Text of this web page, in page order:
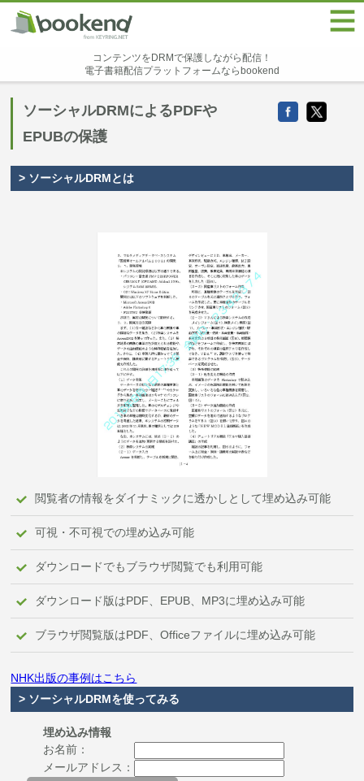
コンテンツをDRMで保護しながら配信！
電子書籍配信プラットフォームならbookend
ソーシャルDRMによるPDFや
EPUBの保護
> ソーシャルDRMとは
閲覧者の情報をダイナミックに透かしとして埋め込み可能
可視・不可視での埋め込み可能
ダウンロードでもブラウザ閲覧でも利用可能
ダウンロード版はPDF、EPUB、MP3に埋め込み可能
ブラウザ閲覧版はPDF、Officeファイルに埋め込み可能
NHK出版の事例はこちら
> ソーシャルDRMを使ってみる
埋め込み情報
お名前：
メールアドレス：